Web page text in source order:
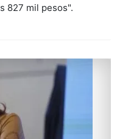
827 mil pesos".